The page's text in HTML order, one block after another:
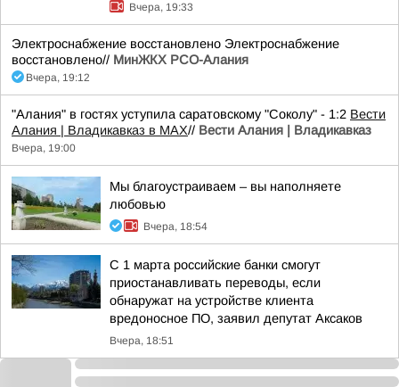
Вчера, 19:33
Электроснабжение восстановлено Электроснабжение
восстановлено// МинЖКХ РСО-Алания
Вчера, 19:12
"Алания" в гостях уступила саратовскому "Соколу" - 1:2 Вести
Алания | Владикавказ в MAX// Вести Алания | Владикавказ
Вчера, 19:00
Мы благоустраиваем – вы наполняете
любовью
Вчера, 18:54
С 1 марта российские банки смогут
приостанавливать переводы, если
обнаружат на устройстве клиента
вредоносное ПО, заявил депутат Аксаков
Вчера, 18:51